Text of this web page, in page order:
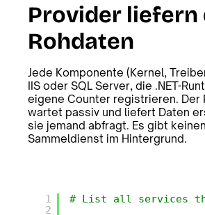
Provider liefern
Rohdaten
Jede Komponente (Kernel,
IIS oder SQL Server, die .NET-
eigene Counter registrieren. Der
wartet passiv und liefert Daten
sie jemand abfragt. Es gibt
Sammeldienst im Hintergrund.
1
2
# List all services